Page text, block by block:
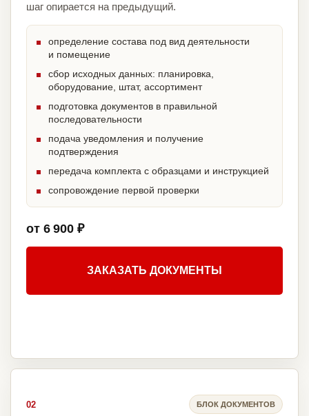
шаг опирается на предыдущий.
определение состава под вид деятельности
и помещение
сбор исходных данных: планировка,
оборудование, штат, ассортимент
подготовка документов в правильной
последовательности
подача уведомления и получение
подтверждения
передача комплекта с образцами и инструкцией
сопровождение первой проверки
от 6 900 ₽
ЗАКАЗАТЬ ДОКУМЕНТЫ
02 БЛОК ДОКУМЕНТОВ